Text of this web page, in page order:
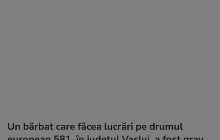
Un bărbat care făcea lucrări pe drumul